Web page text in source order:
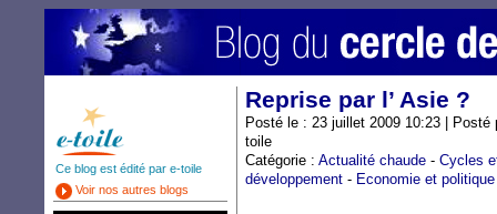
Reprise par l’ Asie ?
Posté le : 23 juillet 2009 10:23 |
toile
Catégorie : Actualité chaude - Cycles
développement - Economie et politique
Ce blog est édité par e-toile
Voir nos autres blogs